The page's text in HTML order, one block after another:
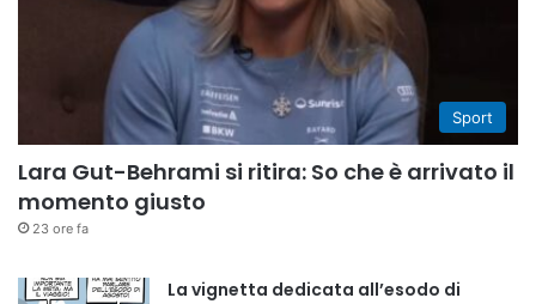
Sport
Lara Gut-Behrami si ritira: So che è arrivato il
momento giusto
23 ore fa
La vignetta dedicata all’esodo di